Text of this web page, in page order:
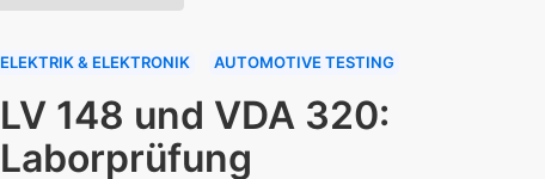
ELEKTRIK & ELEKTRONIK AUTOMOTIVE TESTING
LV 148 und VDA 320:
Laborprüfung